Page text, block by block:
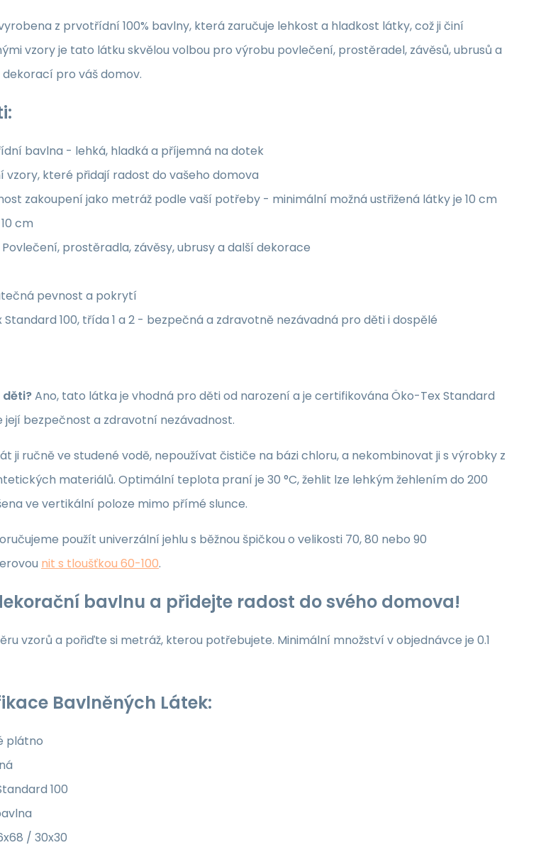
z prvotřídní 100% bavlny, která zaručuje lehkost a hladkost látky, což ji činí
vzory je tato látku skvělou volbou pro výrobu povlečení, prostěradel, závěsů, ubrusů a
pro váš domov.
bavlna - lehká, hladká a příjemná na dotek
vzory, které přidají radost do vašeho domova
zakoupení jako metráž podle vaší potřeby - minimální možná ustřižená látky je 10 cm
cm
Povlečení, prostěradla, závěsy, ubrusy a další dekorace
pevnost a pokrytí
Standard 100, třída 1 a 2 - bezpečná a zdravotně nezávadná pro děti i dospělé
Ano, tato látka je vhodná pro děti od narození a je certifikována Öko-Tex Standard
její bezpečnost a zdravotní nezávadnost.
ji ručně ve studené vodě, nepoužívat čističe na bázi chloru, a nekombinovat ji s výrobky z
materiálů. Optimální teplota praní je 30 °C, žehlit lze lehkým žehlením do 200
ve vertikální poloze mimo přímé slunce.
použít univerzální jehlu s běžnou špičkou o velikosti 70, 80 nebo 90
nit s tloušťkou 60-100.
bavlnu a přidejte radost do svého domova!
vzorů a pořiďte si metráž, kterou potřebujete. Minimální množství v objednávce je 0.1
Bavlněných Látek:
plátno
100
/ 30x30